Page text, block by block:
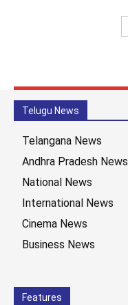
Telugu News
Telangana News
Andhra Pradesh News
National News
International News
Cinema News
Business News
Features